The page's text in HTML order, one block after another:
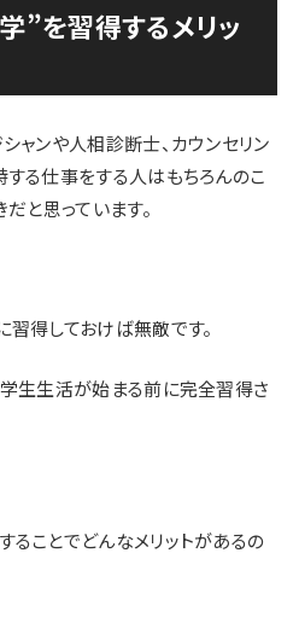
”を習得するメリッ
ャンや人相診断士、カウンセリン
る仕事をする人はもちろんのこ
と思っています。
得しておけば無敵です。
生生活が始まる前に完全習得さ
ことでどんなメリットがあるの